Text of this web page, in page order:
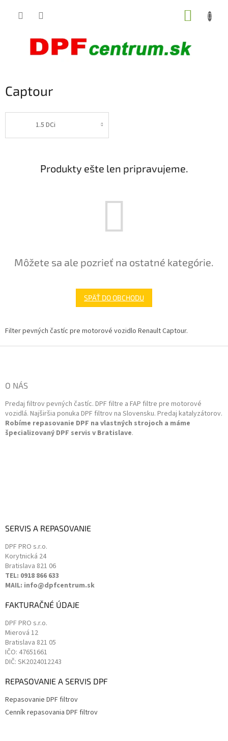
Captour
1.5 DCi
Produkty ešte len pripravujeme.
Môžete sa ale pozrieť na ostatné kategórie.
SPÄŤ DO OBCHODU
Filter pevných častíc pre motorové vozidlo Renault Captour.
O NÁS
Predaj filtrov pevných častíc. DPF filtre a FAP filtre pre motorové
vozidlá. Najširšia ponuka DPF filtrov na Slovensku. Predaj katalyzátorov.
Robíme repasovanie DPF na vlastných strojoch a máme
špecializovaný DPF servis v Bratislave.
SERVIS A REPASOVANIE
DPF PRO s.r.o.
Korytnická 24
Bratislava 821 06
TEL: 0918 866 633
MAIL: info@dpfcentrum.sk
FAKTURAČNÉ ÚDAJE
DPF PRO s.r.o.
Mierová 12
Bratislava 821 05
IČO: 47651661
DIČ: SK2024012243
REPASOVANIE A SERVIS DPF
Repasovanie DPF filtrov
Cenník repasovania DPF filtrov